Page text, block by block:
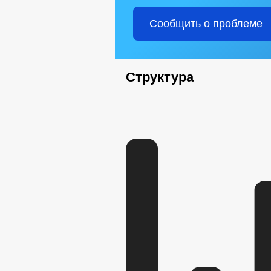
Сообщить о проблеме
Структура